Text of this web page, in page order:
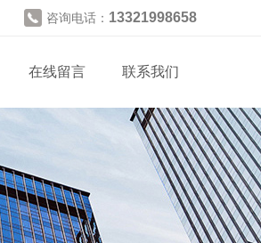
咨询电话： 13321998658
在线留言 联系我们